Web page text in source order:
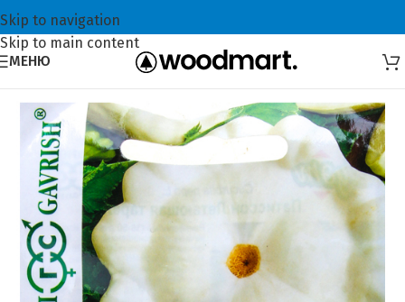
Skip to navigation
Skip to main content
МЕНЮ